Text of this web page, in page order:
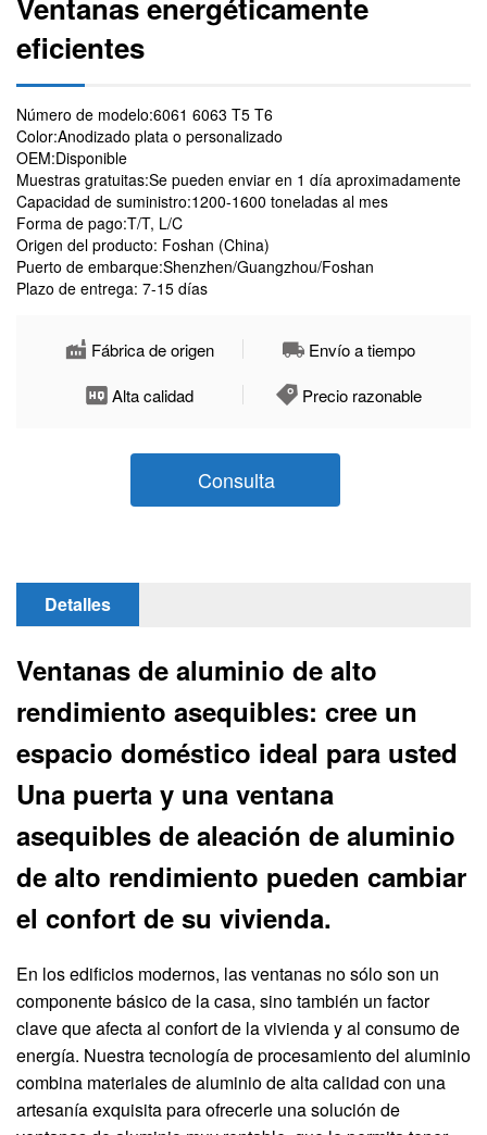
Ventanas energéticamente
eficientes
Número de modelo:6061 6063 T5 T6
Color:Anodizado plata o personalizado
OEM:Disponible
Muestras gratuitas:Se pueden enviar en 1 día aproximadamente
Capacidad de suministro:1200-1600 toneladas al mes
Forma de pago:T/T, L/C
Origen del producto: Foshan (China)
Puerto de embarque:Shenzhen/Guangzhou/Foshan
Plazo de entrega: 7-15 días
Fábrica de origen
Envío a tiempo
Alta calidad
Precio razonable
Consulta
Detalles
Ventanas de aluminio de alto
rendimiento asequibles: cree un
espacio doméstico ideal para usted
Una puerta y una ventana
asequibles de aleación de aluminio
de alto rendimiento pueden cambiar
el confort de su vivienda.
En los edificios modernos, las ventanas no sólo son un
componente básico de la casa, sino también un factor
clave que afecta al confort de la vivienda y al consumo de
energía. Nuestra tecnología de procesamiento del aluminio
combina materiales de aluminio de alta calidad con una
artesanía exquisita para ofrecerle una solución de